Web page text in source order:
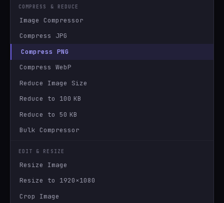
COMPRESS & REDUCE
Image Compressor
Compress JPG
Compress PNG
Compress WebP
Reduce Image Size
Reduce to 100 KB
Reduce to 50 KB
Bulk Compressor
EDIT & RESIZE
Resize Image
Resize to 1920×1080
Crop Image